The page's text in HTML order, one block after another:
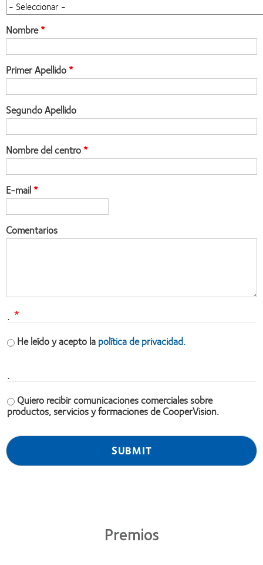
Nombre
Primer Apellido
Segundo Apellido
Nombre del centro
E-mail
Comentarios
.
He leído y acepto lapolítica de privacidad.
.
Quiero recibir comunicaciones comerciales sobre
productos, servicios y formaciones de CooperVision.
Premios